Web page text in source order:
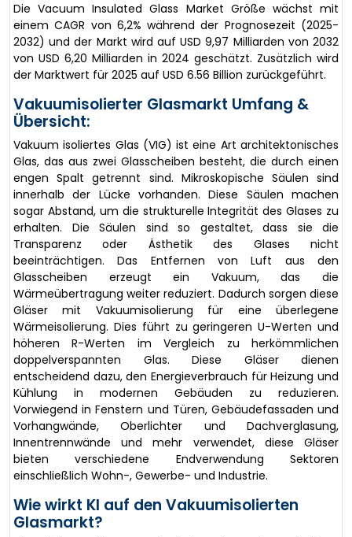
Die Vacuum Insulated Glass Market Größe wächst mit
einem CAGR von 6,2% während der Prognosezeit (2025-
2032) und der Markt wird auf USD 9,97 Milliarden von 2032
von USD 6,20 Milliarden in 2024 geschätzt. Zusätzlich wird
der Marktwert für 2025 auf USD 6.56 Billion zurückgeführt.
Vakuumisolierter Glasmarkt Umfang &
Übersicht:
Vakuum isoliertes Glas (VIG) ist eine Art architektonisches
Glas, das aus zwei Glasscheiben besteht, die durch einen
engen Spalt getrennt sind. Mikroskopische Säulen sind
innerhalb der Lücke vorhanden. Diese Säulen machen
sogar Abstand, um die strukturelle Integrität des Glases zu
erhalten. Die Säulen sind so gestaltet, dass sie die
Transparenz oder Ästhetik des Glases nicht
beeinträchtigen. Das Entfernen von Luft aus den
Glasscheiben erzeugt ein Vakuum, das die
Wärmeübertragung weiter reduziert. Dadurch sorgen diese
Gläser mit Vakuumisolierung für eine überlegene
Wärmeisolierung. Dies führt zu geringeren U-Werten und
höheren R-Werten im Vergleich zu herkömmlichen
doppelverspannten Glas. Diese Gläser dienen
entscheidend dazu, den Energieverbrauch für Heizung und
Kühlung in modernen Gebäuden zu reduzieren.
Vorwiegend in Fenstern und Türen, Gebäudefassaden und
Vorhangwände, Oberlichter und Dachverglasung,
Innentrennwände und mehr verwendet, diese Gläser
bieten verschiedene Endverwendung Sektoren
einschließlich Wohn-, Gewerbe- und Industrie.
Wie wirkt KI auf den Vakuumisolierten
Glasmarkt?